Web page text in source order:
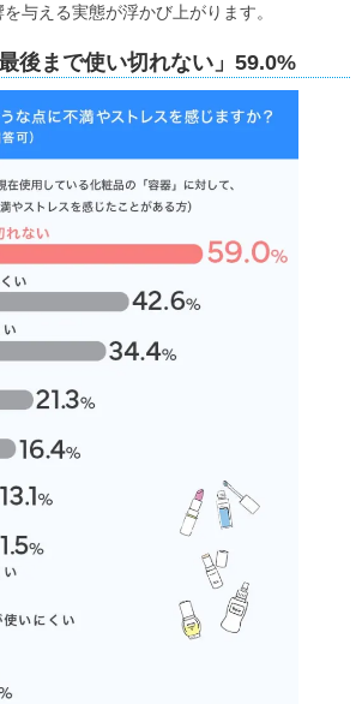
与える実態が浮かび上がります。
後まで使い切れない」59.0%